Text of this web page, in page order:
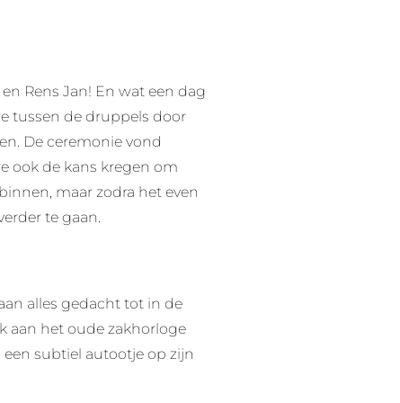
Rens Jan! En wat een dag
tussen de druppels door
De ceremonie vond
ook de kans kregen om
maar zodra het even
te gaan.
alles gedacht tot in de
aan het oude zakhorloge
subtiel autootje op zijn